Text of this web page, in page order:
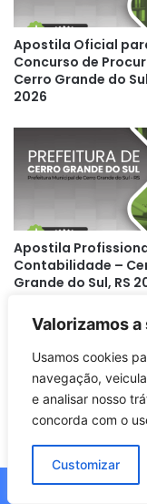
Valorizamos
Usamos cookies
navegação,
e analisar nosso
concorda com o
Customizar
Apostila Oficial
Concurso de
Cerro Grande do
2026
Apostila
Contabilidade –
Grande do Sul, RS
Especializado:
RS 2026 –
Profissional